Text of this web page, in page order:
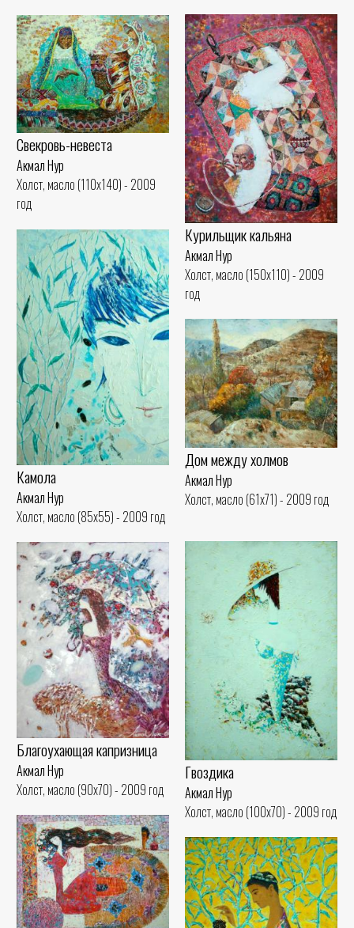
Курильщик кальяна
Акмал Нур
Холст, масло (150x110) - 2009
год
Свекровь-невеста
Акмал Нур
Холст, масло (110x140) - 2009
год
Камола
Акмал Нур
Холст, масло (85x55) - 2009 год
Дом между холмов
Акмал Нур
Холст, масло (61x71) - 2009 год
Гвоздика
Акмал Нур
Холст, масло (100x70) - 2009 год
Благоухающая капризница
Акмал Нур
Холст, масло (90x70) - 2009 год